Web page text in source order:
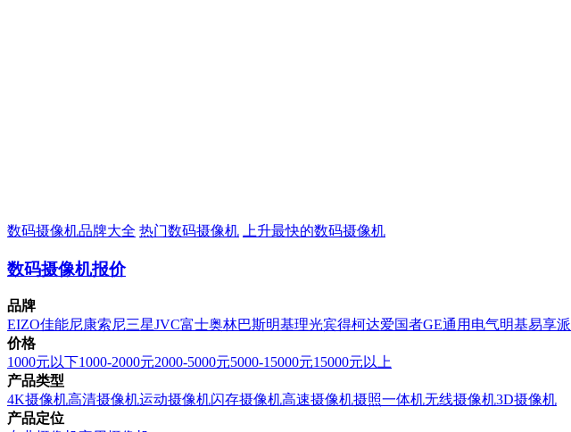
数码摄像机品牌大全 热门数码摄像机 上升最快的数码摄像机
数码摄像机报价
品牌
EIZO佳能尼康索尼三星JVC富士奥林巴斯明基理光宾得柯达爱国者GE通用电气明基易享派
价格
1000元以下1000-2000元2000-5000元5000-15000元15000元以上
产品类型
4K摄像机高清摄像机运动摄像机闪存摄像机高速摄像机摄照一体机无线摄像机3D摄像机
产品定位